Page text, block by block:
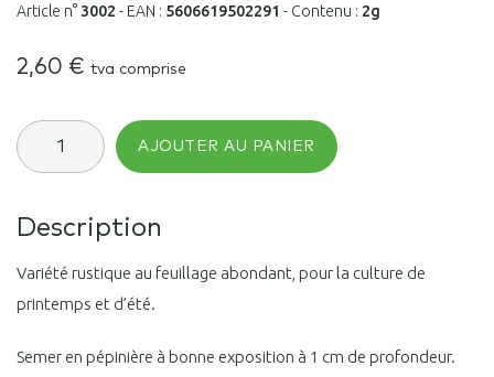
Article n° 3002 - EAN : 5606619502291 - Contenu : 2g
2,60 € tva comprise
quantité
de
Chou-
de
saisons
AJOUTER AU PANIER
Description
Variété rustique au feuillage abondant, pour la culture de
printemps et d’été.
Semer en pépinière à bonne exposition à 1 cm de profondeur.